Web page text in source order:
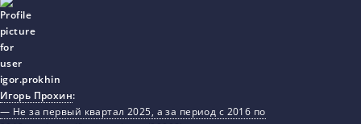
Игорь Прохин:
— Не за первый квартал 2025, а за период с 2016 по